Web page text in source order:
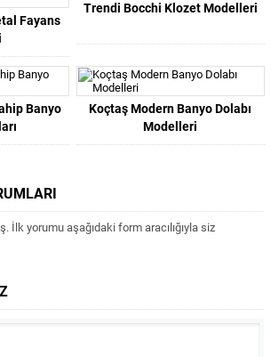
Fayans
Trendi Bocchi Klozet Modelleri
Banyo
Koçtaş Modern Banyo Dolabı
Modelleri
İlk yorumu aşağıdaki form aracılığıyla siz